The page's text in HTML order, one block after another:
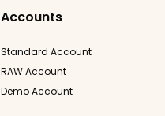
Accounts
Standard Account
RAW Account
Demo Account